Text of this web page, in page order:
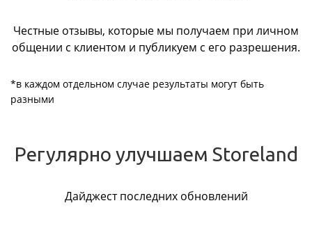
Честные отзывы, которые мы получаем при личном
общении с клиентом и публикуем с его разрешения.
*в каждом отдельном случае результаты могут быть
разными
Регулярно улучшаем Storeland
Дайджест последних обновлений